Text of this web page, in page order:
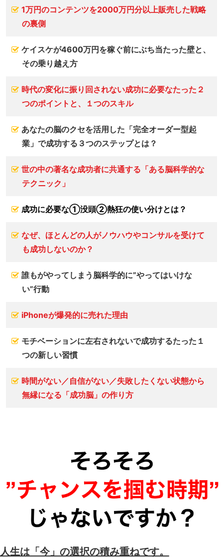
1万円のコンテンツを2000万円分以上販売した戦略
の裏側
ケイスケが4600万円を稼ぐ前にぶち当たった壁と、
その乗り越え方
時代の変化に振り回されない成功に必要なたった２
つのポイントと、１つのスキル
あなたの脳のクセを活用した「完全オーダー型起
業」で成功する３つのステップとは？
世の中の著名な成功者に共通する「ある脳科学的な
テクニック」
成功に必要な①没頭②熱狂の使い分けとは？
なぜ、ほとんどの人がノウハウやコンサルを受けて
も成功しないのか？
誰もがやってしまう脳科学的に”やってはいけな
い”行動
iPhoneが爆発的に売れた理由
モチベーションに左右されないで成功するたった１
つの新しい習慣
時間がない／自信がない／失敗したくない状態から
無縁になる「成功脳」の作り方
人生は「今」の選択の積み重ねです。